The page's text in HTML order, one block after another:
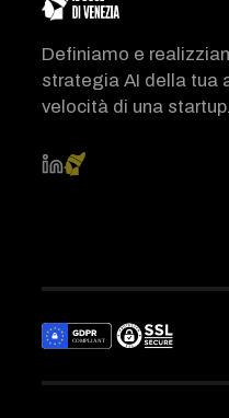
Definiamo e
strategia AI della tua
velocità di una startup.